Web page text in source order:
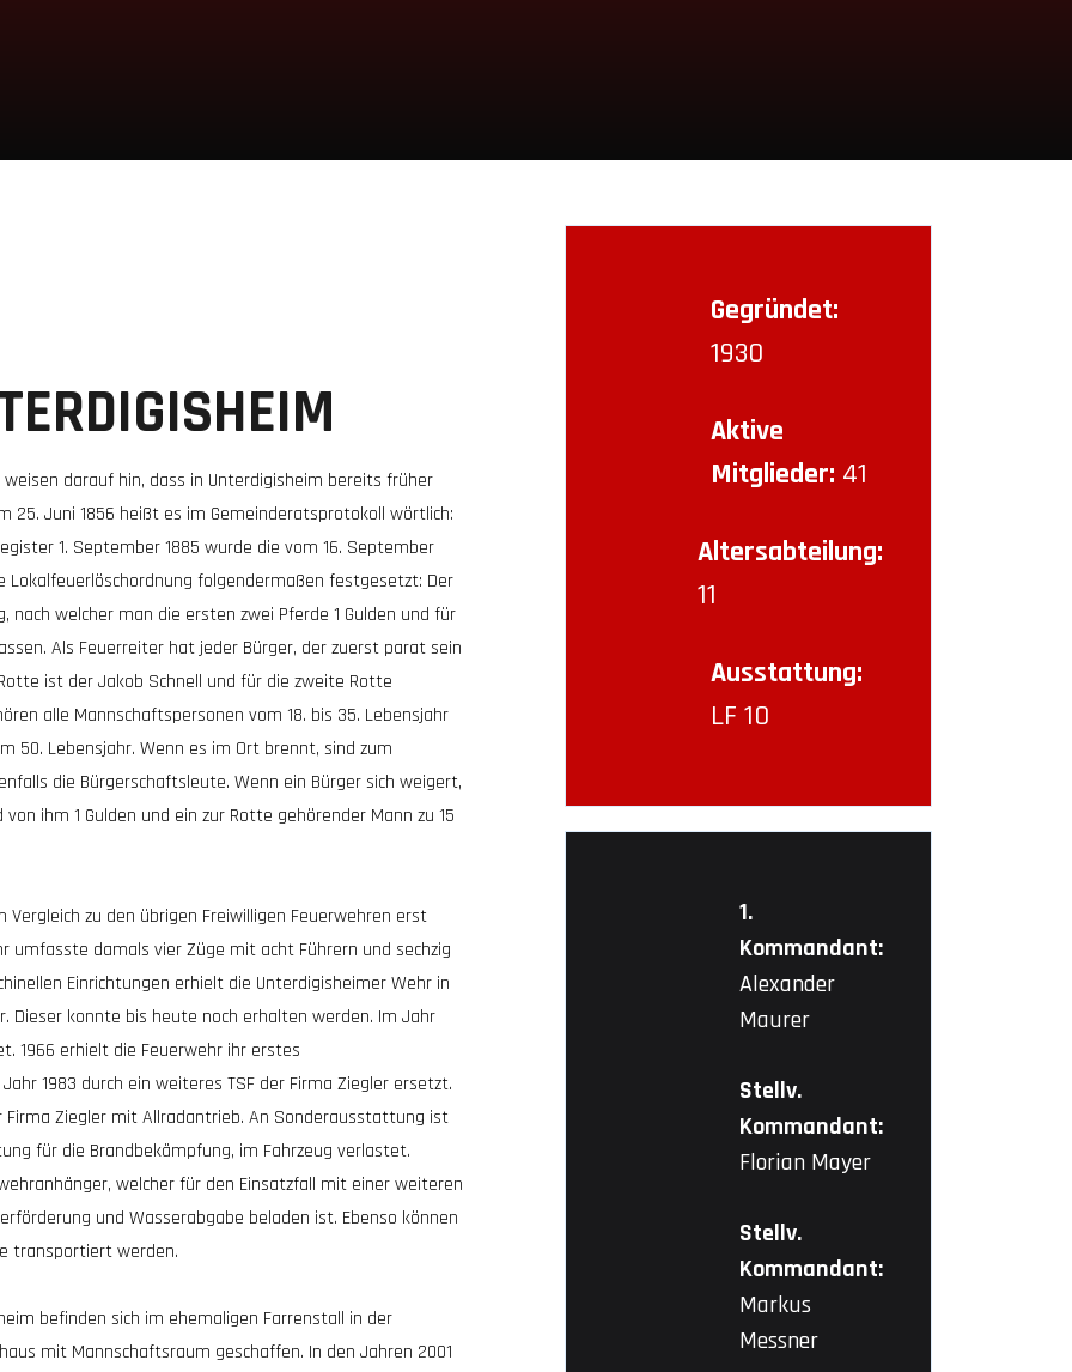
darauf hin, dass in Unterdigisheim bereits früher
25. Juni 1856 heißt es im Gemeinderatsprotokoll wörtlich:
1. September 1885 wurde die vom 16. September
folgendermaßen festgesetzt: Der
welcher man die ersten zwei Pferde 1 Gulden und für
Als Feuerreiter hat jeder Bürger, der zuerst parat sein
ist der Jakob Schnell und für die zweite Rotte
alle Mannschaftspersonen vom 18. bis 35. Lebensjahr
50. Lebensjahr. Wenn es im Ort brennt, sind zum
die Bürgerschaftsleute. Wenn ein Bürger sich weigert,
ihm 1 Gulden und ein zur Rotte gehörender Mann zu 15
zu den übrigen Freiwilligen Feuerwehren erst
umfasste damals vier Züge mit acht Führern und sechzig
Einrichtungen erhielt die Unterdigisheimer Wehr in
Dieser konnte bis heute noch erhalten werden. Im Jahr
1966 erhielt die Feuerwehr ihr erstes
1983 durch ein weiteres TSF der Firma Ziegler ersetzt.
Firma Ziegler mit Allradantrieb. An Sonderausstattung ist
für die Brandbekämpfung, im Fahrzeug verlastet.
welcher für den Einsatzfall mit einer weiteren
und Wasserabgabe beladen ist. Ebenso können
transportiert werden.
befinden sich im ehemaligen Farrenstall in der
mit Mannschaftsraum geschaffen. In den Jahren 2001
Gegründet:
1930
Aktive
Mitglieder: 41
Altersabteilung:
11
Ausstattung:
LF 10
1.
Kommandant:
Alexander
Maurer
Stellv.
Kommandant:
Florian Mayer
Stellv.
Kommandant:
Markus
Messner